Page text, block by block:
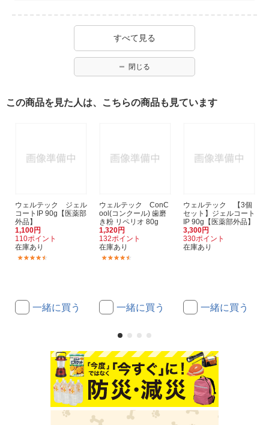
すべて見る
閉じる
この商品を見た人は、こちらの商品も見ています
ウェルテック ジェル
コートIP 90g【医薬部
外品】
1,100円
110ポイント
在庫あり
一緒に買う
ウェルテック ConC
ool(コンクール) 歯磨
き粉 リペリオ 80g
1,320円
132ポイント
在庫あり
一緒に買う
ウェルテック 【3個
セット】ジェルコート
IP 90g【医薬部外品】
3,300円
330ポイント
在庫あり
一緒に買う